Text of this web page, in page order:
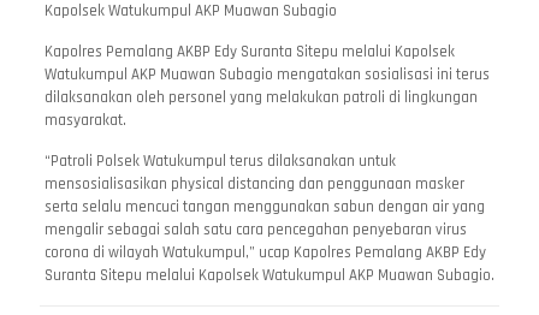
Kapolsek Watukumpul AKP Muawan Subagio
Kapolres Pemalang AKBP Edy Suranta Sitepu melalui Kapolsek
Watukumpul AKP Muawan Subagio mengatakan sosialisasi ini terus
dilaksanakan oleh personel yang melakukan patroli di lingkungan
masyarakat.
“Patroli Polsek Watukumpul terus dilaksanakan untuk
mensosialisasikan physical distancing dan penggunaan masker
serta selalu mencuci tangan menggunakan sabun dengan air yang
mengalir sebagai salah satu cara pencegahan penyebaran virus
corona di wilayah Watukumpul,” ucap Kapolres Pemalang AKBP Edy
Suranta Sitepu melalui Kapolsek Watukumpul AKP Muawan Subagio.